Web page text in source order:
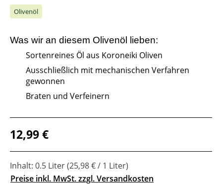
Olivenöl
Was wir an diesem Olivenöl lieben:
Sortenreines Öl aus Koroneiki Oliven
Ausschließlich mit mechanischen Verfahren
gewonnen
Braten und Verfeinern
Regulärer Preis:
12,99 €
Inhalt: 0.5 Liter(25,98 € / 1 Liter)
Preise inkl. MwSt. zzgl. Versandkosten